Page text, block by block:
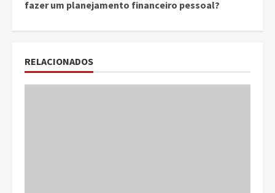
fazer um planejamento financeiro pessoal?
RELACIONADOS